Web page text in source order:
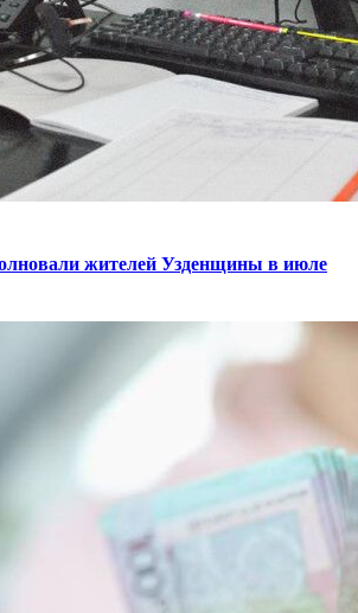
жителей Узденщины в июле